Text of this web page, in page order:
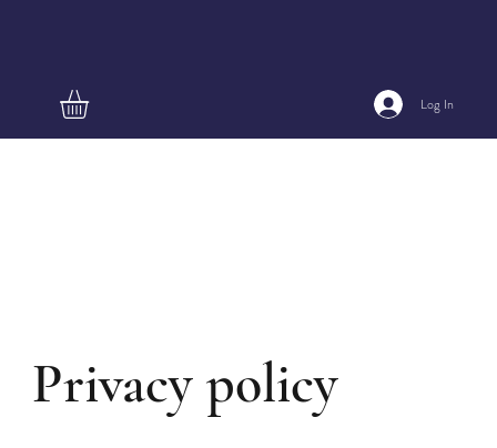
Log In
Privacy policy